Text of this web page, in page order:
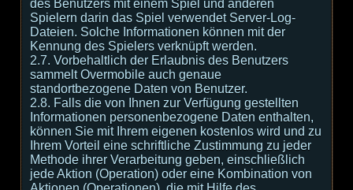
des Benutzers mit einem Spiel und anderen
Spielern darin das Spiel verwendet Server-Log-
Dateien. Solche Informationen können mit der
Kennung des Spielers verknüpft werden.
2.7. Vorbehaltlich der Erlaubnis des Benutzers
sammelt Overmobile auch genaue
standortbezogene Daten von Benutzer.
2.8. Falls die von Ihnen zur Verfügung gestellten
Informationen personenbezogene Daten enthalten,
können Sie mit Ihrem eigenen kostenlos wird und zu
Ihrem Vorteil eine schriftliche Zustimmung zu jeder
Methode ihrer Verarbeitung geben, einschließlich
jede Aktion (Operation) oder eine Kombination von